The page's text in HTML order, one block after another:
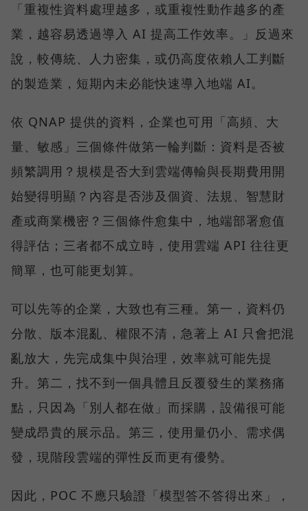
「重複性資料處理越多，或重複性動作越多的產
業，越容易透過導入 AI 提高工作效率。」反過來
說，較傳統、人力密集，或仍高度依賴人工判斷
的製造業，短期內未必能快速導入地端 AI。
依 QNAP 提供的資料，企業也可用「高頻、大
量、敏感」三個條件做第一輪判斷：資料是否被
頻繁調用？規模是否大到雲端傳輸與長期費用開
始變得明顯？內容是否涉及個資、法規、智慧財
產或商業機密？三個條件愈集中，地端部署愈值
得評估；三者都不成立時，使用雲端 API 往往更
簡單，也可能更划算。
可以先等的企業，大致也有三種。第一，資料仍
分散、版本混亂、權限不清，急著上 AI 只會把混
亂放大，先完成集中與治理，效率就可能先提
升。第二，找不到一個具體且反覆發生的業務痛
點，只因為「別人都在做」而採購，設備很可能
變成昂貴的展示品。第三，使用量仍小、需求偶
發，現階段雲端的彈性反而更有優勢。
因此，POC 不應只驗證「模型答不答得出來」，